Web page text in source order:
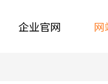
企业官网 网